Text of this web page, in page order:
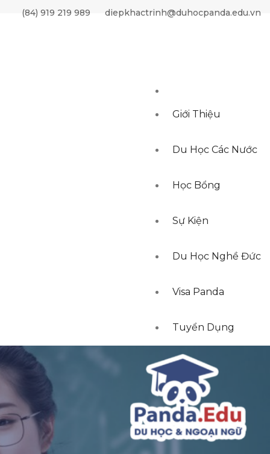
(84) 919 219 989 diepkhactrinh@duhocpanda.edu.vn
Giới Thiệu
Du Học Các Nước
Học Bổng
Sự Kiện
Du Học Nghề Đức
Visa Panda
Tuyển Dụng